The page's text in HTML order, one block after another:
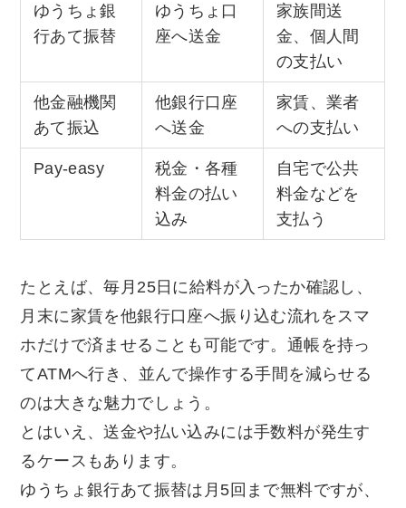
ゆうちょ銀
行あて振替
ゆうちょ口
座へ送金
家族間送
金、個人間
の支払い
他金融機関
あて振込
他銀行口座
へ送金
家賃、業者
への支払い
Pay-easy
税金・各種
料金の払い
込み
自宅で公共
料金などを
支払う
たとえば、毎月25日に給料が入ったか確認し、
月末に家賃を他銀行口座へ振り込む流れをスマ
ホだけで済ませることも可能です。通帳を持っ
てATMへ行き、並んで操作する手間を減らせる
のは大きな魅力でしょう。
とはいえ、送金や払い込みには手数料が発生す
るケースもあります。
ゆうちょ銀行あて振替は月5回まで無料ですが、